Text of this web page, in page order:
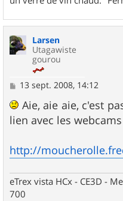
Larsen
Utagawiste
gourou
M
s
a
13 sept. 2008, 14:12
Aie, aie aie, c'est
lien avec les
http://
eTrex vista HCx - CE3D -
700